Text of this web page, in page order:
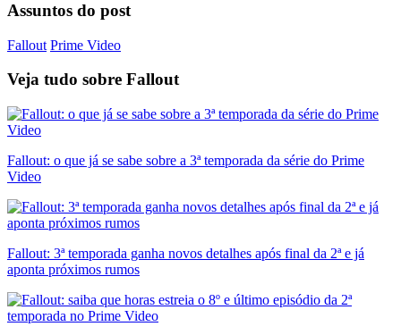
Assuntos do post
Fallout Prime Video
Veja tudo sobre Fallout
Fallout: o que já se sabe sobre a 3ª temporada da série do Prime
Video
Fallout: 3ª temporada ganha novos detalhes após final da 2ª e já
aponta próximos rumos